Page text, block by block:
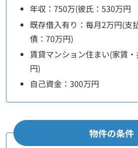
年収：750万(彼氏：530万円
既存借入有り：毎月2万円(
債：70万円)
賃貸マンション住まい(家賃
円)
自己資金：300万円
物件の条件